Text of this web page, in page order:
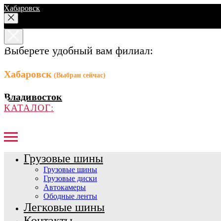
Хабаровск
Выберете удобный вам филиал:
Хабаровск (Выбран сейчас)
Владивосток
КАТАЛОГ:
Грузовые шины
Грузовые шины
Грузовые диски
Автокамеры
Ободные ленты
Легковые шины